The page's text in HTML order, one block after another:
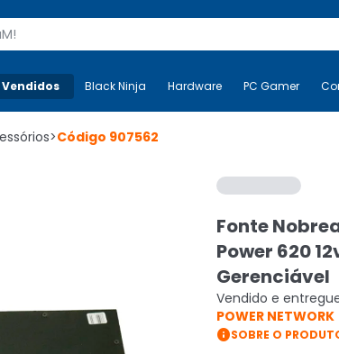
Mais-v- Black Ninja Hardware PC
Black Ninja Hardware PC Gamer
>Código 907562
Fonte
Power 620
Gerenciável
Vendido e
POWER NETWORK
SOBRE O